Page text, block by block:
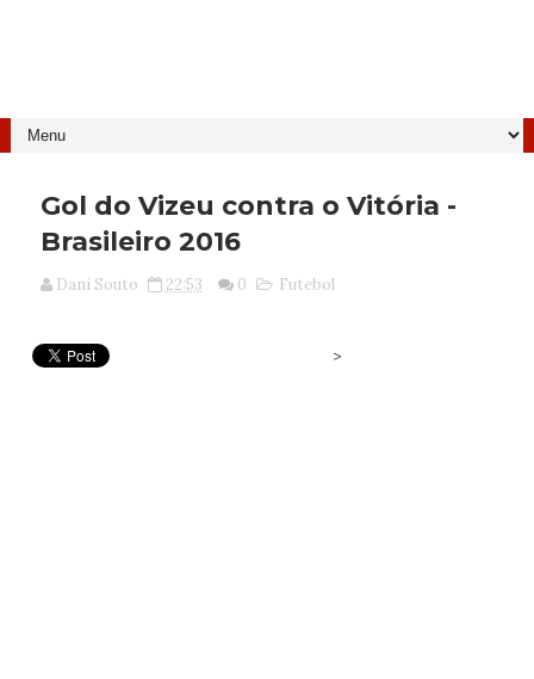
Gol do Vizeu contra o Vitória -
Brasileiro 2016
Dani Souto 22:53 0 Futebol
>